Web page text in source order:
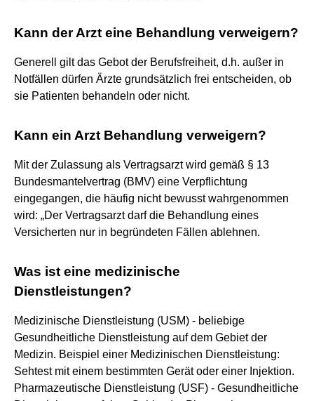
Kann der Arzt eine Behandlung verweigern?
Generell gilt das Gebot der Berufsfreiheit, d.h. außer in
Notfällen dürfen Ärzte grundsätzlich frei entscheiden, ob
sie Patienten behandeln oder nicht.
Kann ein Arzt Behandlung verweigern?
Mit der Zulassung als Vertragsarzt wird gemäß § 13
Bundesmantelvertrag (BMV) eine Verpflichtung
eingegangen, die häufig nicht bewusst wahrgenommen
wird: „Der Vertragsarzt darf die Behandlung eines
Versicherten nur in begründeten Fällen ablehnen.
Was ist eine medizinische
Dienstleistungen?
Medizinische Dienstleistung (USM) - beliebige
Gesundheitliche Dienstleistung auf dem Gebiet der
Medizin. Beispiel einer Medizinischen Dienstleistung:
Sehtest mit einem bestimmten Gerät oder einer Injektion.
Pharmazeutische Dienstleistung (USF) - Gesundheitliche